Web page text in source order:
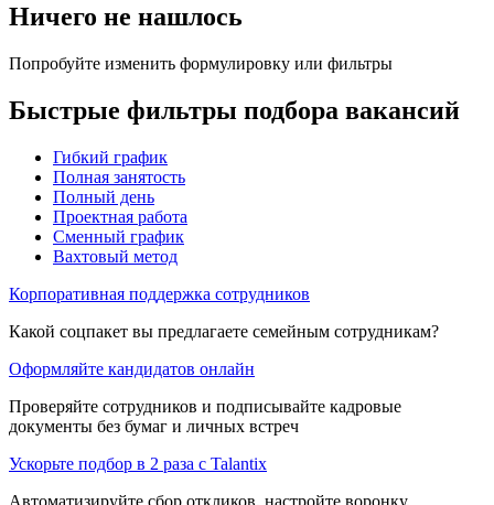
Ничего не нашлось
Попробуйте изменить формулировку или фильтры
Быстрые фильтры подбора вакансий
Гибкий график
Полная занятость
Полный день
Проектная работа
Сменный график
Вахтовый метод
Корпоративная поддержка сотрудников
Какой соцпакет вы предлагаете семейным сотрудникам?
Оформляйте кандидатов онлайн
Проверяйте сотрудников и подписывайте кадровые
документы без бумаг и личных встреч
Ускорьте подбор в 2 раза с Talantix
Автоматизируйте сбор откликов, настройте воронку,